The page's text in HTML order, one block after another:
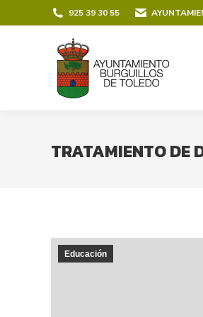
925 39 30 55
TRATAMIENTO DE
Educación